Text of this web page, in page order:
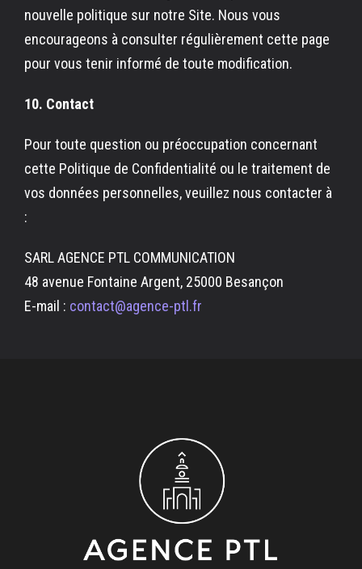
nouvelle politique sur notre Site. Nous vous
encourageons à consulter régulièrement cette page
pour vous tenir informé de toute modification.
10. Contact
Pour toute question ou préoccupation concernant
cette Politique de Confidentialité ou le traitement de
vos données personnelles, veuillez nous contacter à
:
SARL AGENCE PTL COMMUNICATION
48 avenue Fontaine Argent, 25000 Besançon
E-mail : contact@agence-ptl.fr